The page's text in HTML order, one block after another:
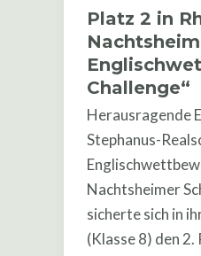
Platz 2 in
Challenge“
Herausragende
Stephanus-
Nachtsheimer
sicherte sich in
(Klasse 8) den 2.
Rheinland-
Pfalz
für
Nachtsheimer
Schülerin
beim
„Big
Challenge“